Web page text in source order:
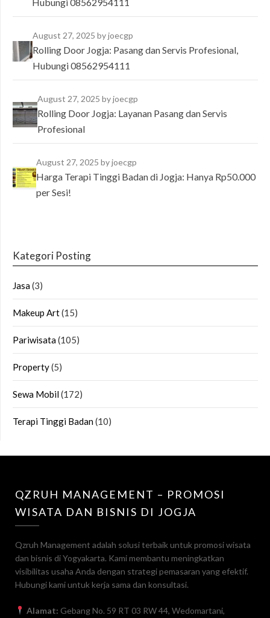
August 27, 2025by joecgp
Rolling Door Jogja: Pasang dan Servis Profesional,
Hubungi 08562954111
August 27, 2025by joecgp
Rolling Door Jogja: Layanan Pasang dan Servis
Profesional
August 27, 2025 by joecgp
Harga Terapi Tinggi Badan di Jogja: Hanya Rp50.000
per Sesi!
Kategori Posting
Jasa(3)
Makeup Art(15)
Pariwisata(105)
Property(5)
Sewa Mobil(172)
Terapi Tinggi Badan(10)
QZRUH MANAGEMENT – PROMOSI
WISATA DAN BISNIS DI JOGJA
Qzruh Management adalah solusi terbaik untuk promosi wisata
dan bisnis di Yogyakarta. Kami membantu meningkatkan
visibilitas usaha Anda dengan strategi pemasaran yang efektif.
Hubungi kami untuk kerja sama dan konsultasi.
Alamat: Gebang No. 59 RT 03 RW 44, Wedomartani,